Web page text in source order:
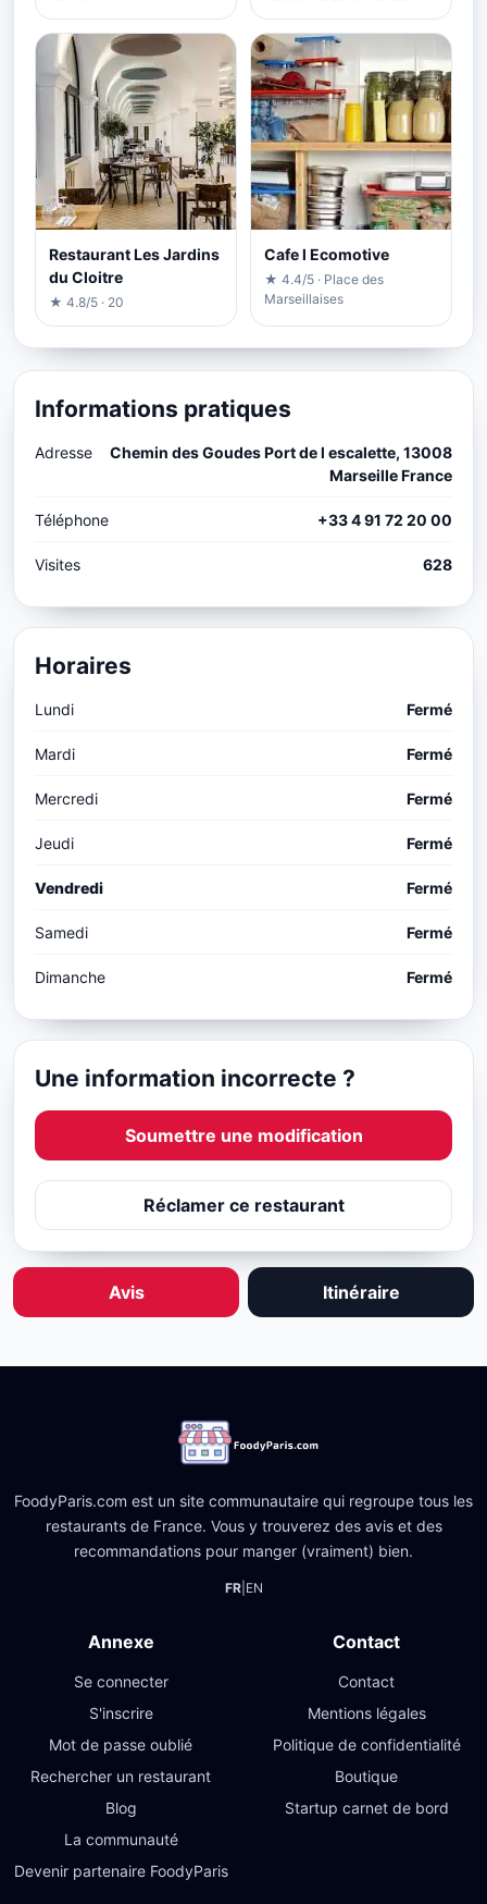
Restaurant Les Jardins
du Cloitre
★ 4.8/5 · 20
Cafe l Ecomotive
★ 4.4/5 · Place des
Marseillaises
Informations pratiques
Adresse
Chemin des Goudes Port de l escalette, 13008
Marseille France
Téléphone +33 4 91 72 20 00
Visites 628
Horaires
Lundi Fermé
Mardi Fermé
Mercredi Fermé
Jeudi Fermé
Vendredi Fermé
Samedi Fermé
Dimanche Fermé
Une information incorrecte ?
Soumettre une modification
Réclamer ce restaurant
Avis Itinéraire
FoodyParis.com est un site communautaire qui regroupe tous les
restaurants de France. Vous y trouverez des avis et des
recommandations pour manger (vraiment) bien.
FR| EN
Annexe
Se connecter
S'inscrire
Mot de passe oublié
Rechercher un restaurant
Blog
La communauté
Devenir partenaire FoodyParis
Contact
Contact
Mentions légales
Politique de confidentialité
Boutique
Startup carnet de bord